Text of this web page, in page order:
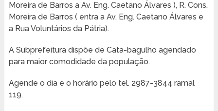
Moreira de Barros a Av. Eng. Caetano Álvares ), R. Cons.
Moreira de Barros ( entra a Av. Eng. Caetano Álvares e
a Rua Voluntários da Pátria).
A Subprefeitura dispõe de Cata-bagulho agendado
para maior comodidade da população.
Agende o dia e o horário pelo tel. 2987-3844 ramal
119.